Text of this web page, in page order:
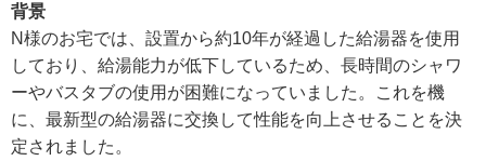
背景
N様のお宅では、設置から約10年が経過した給湯器を使用
しており、給湯能力が低下しているため、長時間のシャワ
ーやバスタブの使用が困難になっていました。これを機
に、最新型の給湯器に交換して性能を向上させることを決
定されました。